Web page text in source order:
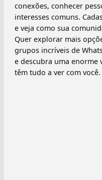
conexões, conhecer
interesses comuns.
e veja como sua
Quer explorar mais
grupos incríveis de
e descubra uma enorme
têm tudo a ver com você.